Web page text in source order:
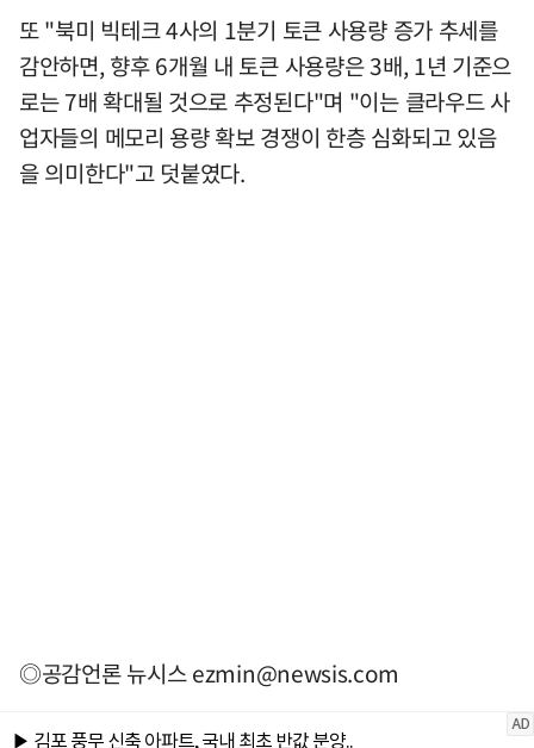
또 "북미 빅테크 4사의 1분기 토큰 사용량 증가 추세를
감안하면, 향후 6개월 내 토큰 사용량은 3배, 1년 기준으
로는 7배 확대될 것으로 추정된다"며 "이는 클라우드 사
업자들의 메모리 용량 확보 경쟁이 한층 심화되고 있음
을 의미한다"고 덧붙였다.
◎공감언론 뉴시스ezmin@newsis.com